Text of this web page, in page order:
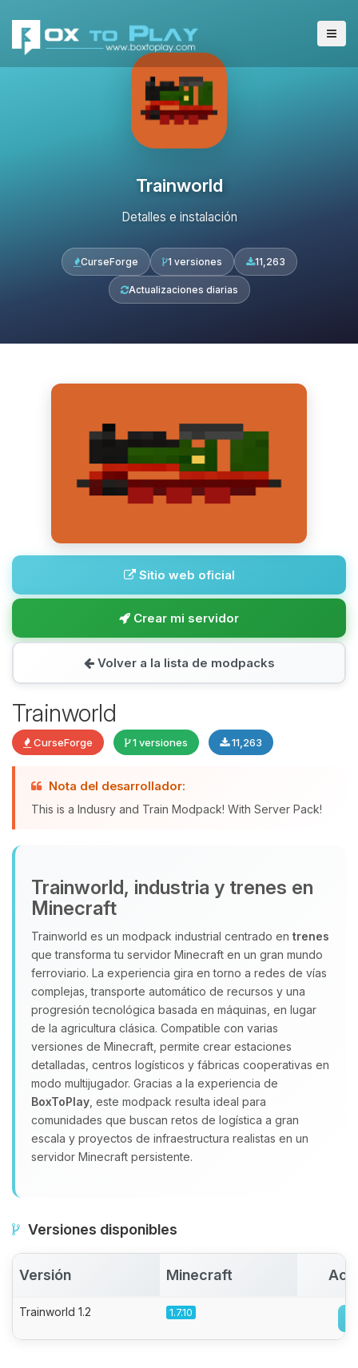
Trainworld
Detalles e instalación
CurseForge 1 versiones 11,263
Actualizaciones diarias
Sitio web oficial
Crear mi servidor
Volver a la lista de modpacks
Trainworld
CurseForge 1 versiones 11,263
Nota del desarrollador:
This is a Indusry and Train Modpack! With Server Pack!
Trainworld, industria y trenes en
Minecraft
Trainworld es un modpack industrial centrado en trenes
que transforma tu servidor Minecraft en un gran mundo
ferroviario. La experiencia gira en torno a redes de vías
complejas, transporte automático de recursos y una
progresión tecnológica basada en máquinas, en lugar
de la agricultura clásica. Compatible con varias
versiones de Minecraft, permite crear estaciones
detalladas, centros logísticos y fábricas cooperativas en
modo multijugador. Gracias a la experiencia de
BoxToPlay , este modpack resulta ideal para
comunidades que buscan retos de logística a gran
escala y proyectos de infraestructura realistas en un
servidor Minecraft persistente.
Versiones disponibles
Versión Minecraft
Trainworld 1.2 1.7.10
hablar! Soy Choupy, tu pequeno
asistente de BoxToPlay. Cuentame